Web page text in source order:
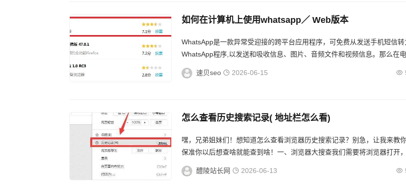
如何在计算机上使用whatsapp／ Web版本
WhatsApp是一款异常受迎接的跨平台应用程序，可免费从发送手机短信转
WhatsApp程序,以发送和吸收信息、图片、音频文件和视频信息。那么在电
么使用whatsapp网页版呢？下面分享whatsapp网页版...
速贝seo
2026-06-15
怎么查看历史搜索记录( 地址栏怎么看)
嘿，兄弟姐妹们！想知道怎么查看浏览器历史搜索记录？别急，让我来教你
保准你以后想查啥就能查到啥！一、浏览器大搜查我们需要将浏览器打开，
浏览器其实查询历史搜索记录的方式是差不多的。别慌，我说的可是主流浏
什么...
醴陵站长网 2026-06-13